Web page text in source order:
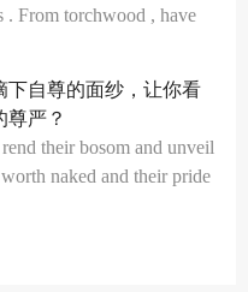
. From torchwood , have
下自尊的面纱，让你看
尊严？
their bosom and unveil
naked and their pride